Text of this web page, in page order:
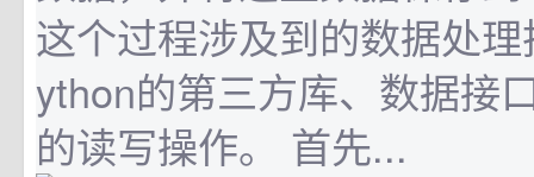
这个过程涉及到的数据处
ython的第三方库、数据接
的读写操作。 首先...